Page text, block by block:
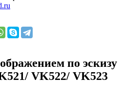
по эскизу
VK522/ VK523